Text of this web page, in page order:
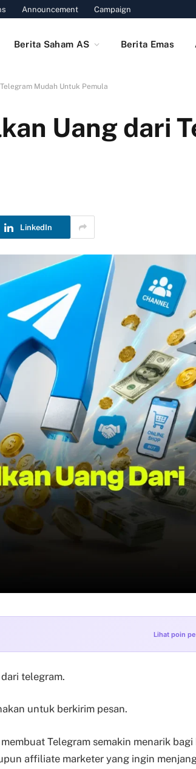
Announcement Campaign
Berita Saham AS Berita Emas
Mudah Untuk Pemula
Uang dari
LinkedIn
Lihat poin
telegram.
untuk berkirim pesan.
Telegram semakin menarik bagi
affiliate marketer yang ingin